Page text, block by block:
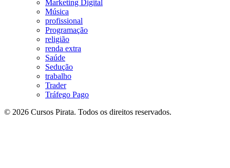
Marketing Digital
Música
profissional
Programação
religião
renda extra
Saúde
Sedução
trabalho
Trader
Tráfego Pago
© 2026 Cursos Pirata. Todos os direitos reservados.